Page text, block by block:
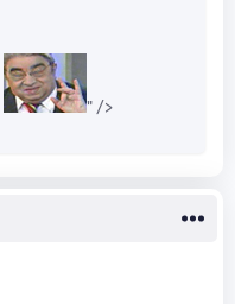
" />